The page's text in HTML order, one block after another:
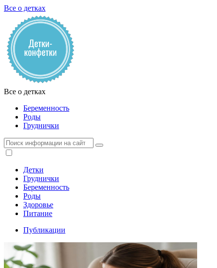
Все о детках
Все о детках
Беременность
Роды
Груднички
Детки
Груднички
Беременность
Роды
Здоровье
Питание
Публикации